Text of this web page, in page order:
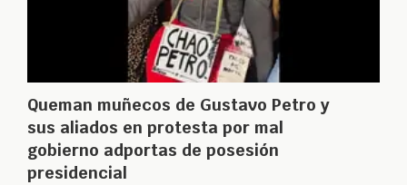
Queman muñecos de Gustavo Petro y
sus aliados en protesta por mal
gobierno adportas de posesión
presidencial